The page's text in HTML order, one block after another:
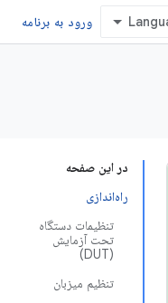
ورود به برنامه
در این صفحه
راه‌اندازی
تنظیمات دستگاه
تحت آزمایش
(DUT)
تنظیم میزبان